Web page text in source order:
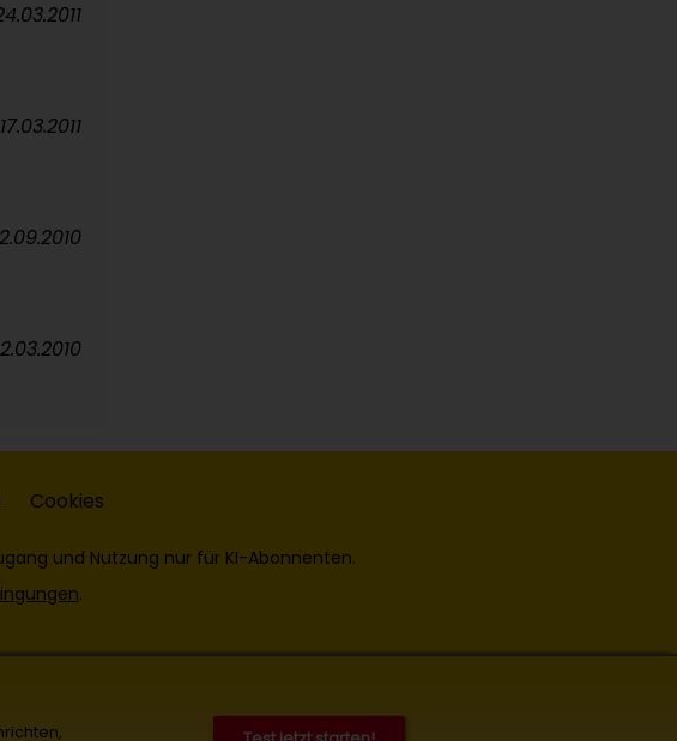
17.03.2011
Cookies
und Nutzung nur für KI-Abonnenten.
.